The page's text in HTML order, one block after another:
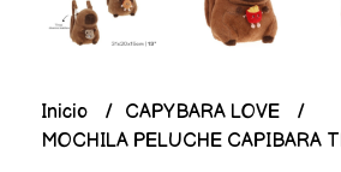
Inicio
CAPYBARA LOVE
MOCHILA PELUCHE CAPIBARA